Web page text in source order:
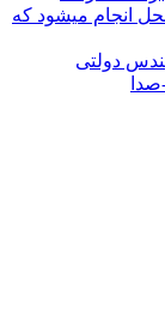
انجام میشود که